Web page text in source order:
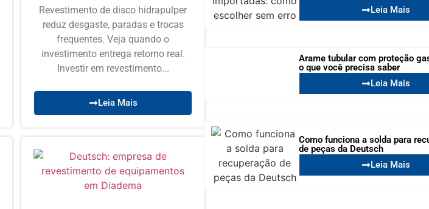
Revestimento de disco hidrapulper
reduz desgaste, paradas e trocas
frequentes. Veja quando o
investimento entrega retorno real.
Investir em revestimento...
Leia Mais
Leia Mais
Arame tubular com proteção
o que você precisa saber
Leia Mais
Como funciona a solda para
de peças da Deutsch
Leia Mais